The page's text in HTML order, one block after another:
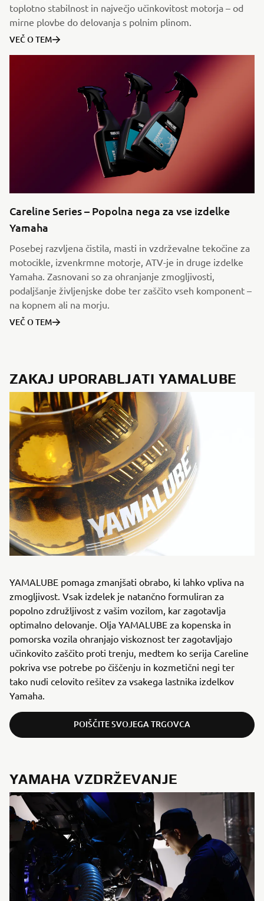
toplotno stabilnost in največjo učinkovitost motorja – od
mirne plovbe do delovanja s polnim plinom.
VEČ O TEM
Careline Series – Popolna nega za vse izdelke
Yamaha
Posebej razvljena čistila, masti in vzdrževalne tekočine za
motocikle, izvenkrmne motorje, ATV-je in druge izdelke
Yamaha. Zasnovani so za ohranjanje zmogljivosti,
podaljšanje življenjske dobe ter zaščito vseh komponent –
na kopnem ali na morju.
VEČ O TEM
ZAKAJ UPORABLJATI YAMALUBE
YAMALUBE pomaga zmanjšati obrabo, ki lahko vpliva na
zmogljivost. Vsak izdelek je natančno formuliran za
popolno združljivost z vašim vozilom, kar zagotavlja
optimalno delovanje. Olja YAMALUBE za kopenska in
pomorska vozila ohranjajo viskoznost ter zagotavljajo
učinkovito zaščito proti trenju, medtem ko serija Careline
pokriva vse potrebe po čiščenju in kozmetični negi ter
tako nudi celovito rešitev za vsakega lastnika izdelkov
Yamaha.
POIŠČITE SVOJEGA TRGOVCA
YAMAHA VZDRŽEVANJE